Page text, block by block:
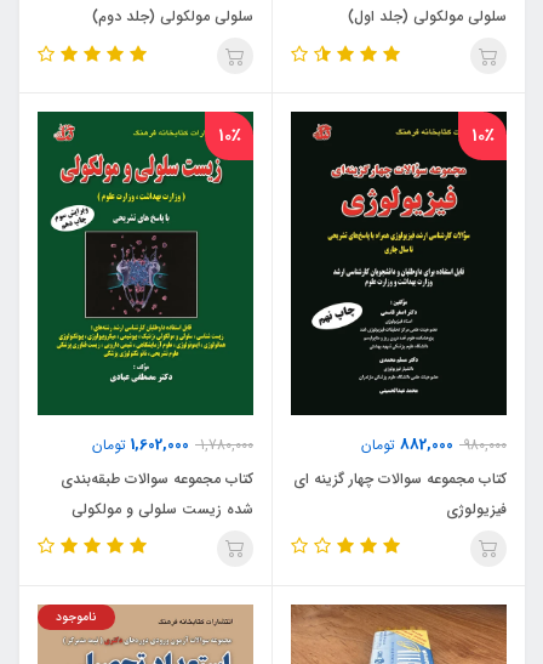
سلولی مولکولی (جلد اول)
سلولی مولکولی (جلد دوم)
10٪
980,000
882,000 تومان
کتاب مجموعه سوالات چهار گزینه ای
فیزیولوژی
10٪
1,780,000
1,602,000 تومان
کتاب مجموعه سوالات طبقه‌بندی
شده زیست سلولی و مولکولی
(وزارت بهداشت ، وزارت علوم)
ناموجود